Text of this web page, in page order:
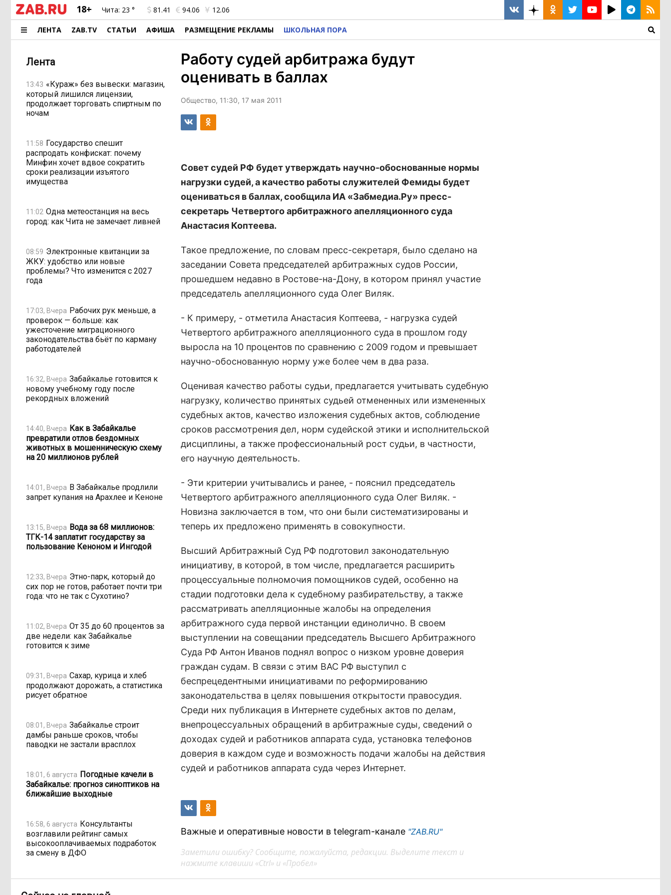
18+ Чита: 23 ° 81.41 94.06 12.06
ЛЕНТА ZAB.TV СТАТЬИ АФИША РАЗМЕЩЕНИЕ РЕКЛАМЫ ШКОЛЬНАЯ ПОРА
Лента
13:43 «Кураж» без вывески: магазин,
который лишился лицензии,
продолжает торговать спиртным по
ночам
11:58 Государство спешит
распродать конфискат: почему
Минфин хочет вдвое сократить
сроки реализации изъятого
имущества
11:02 Одна метеостанция на весь
город: как Чита не замечает ливней
08:59 Электронные квитанции за
ЖКУ: удобство или новые
проблемы? Что изменится с 2027
года
17:03, Вчера Рабочих рук меньше, а
проверок — больше: как
ужесточение миграционного
законодательства бьёт по карману
работодателей
16:32, Вчера Забайкалье готовится к
новому учебному году после
рекордных вложений
14:40, Вчера Как в Забайкалье
превратили отлов бездомных
животных в мошенническую схему
на 20 миллионов рублей
14:01, Вчера В Забайкалье продлили
запрет купания на Арахлее и Кеноне
13:15, Вчера Вода за 68 миллионов:
ТГК-14 заплатит государству за
пользование Кеноном и Ингодой
12:33, Вчера Этно-парк, который до
сих пор не готов, работает почти три
года: что не так с Сухотино?
11:02, Вчера От 35 до 60 процентов за
две недели: как Забайкалье
готовится к зиме
09:31, Вчера Сахар, курица и хлеб
продолжают дорожать, а статистика
рисует обратное
08:01, Вчера Забайкалье строит
дамбы раньше сроков, чтобы
паводки не застали врасплох
18:01, 6 августа Погодные качели в
Забайкалье: прогноз синоптиков на
ближайшие выходные
16:58, 6 августа Консультанты
возглавили рейтинг самых
высокооплачиваемых подработок
за смену в ДФО
жители подтопленного Угдана
Работу судей арбитража будут
оценивать в баллах
Общество, 11:30, 17 мая 2011
Совет судей РФ будет утверждать научно-обоснованные нормы
нагрузки судей, а качество работы служителей Фемиды будет
оцениваться в баллах, сообщила ИА «Забмедиа.Ру» пресс-
секретарь Четвертого арбитражного апелляционного суда
Анастасия Коптеева.
Такое предложение, по словам пресс-секретаря, было сделано на
заседании Совета председателей арбитражных судов России,
прошедшем недавно в Ростове-на-Дону, в котором принял участие
председатель апелляционного суда Олег Виляк.
- К примеру, - отметила Анастасия Коптеева, - нагрузка судей
Четвертого арбитражного апелляционного суда в прошлом году
выросла на 10 процентов по сравнению с 2009 годом и превышает
научно-обоснованную норму уже более чем в два раза.
Оценивая качество работы судьи, предлагается учитывать судебную
нагрузку, количество принятых судьей отмененных или измененных
судебных актов, качество изложения судебных актов, соблюдение
сроков рассмотрения дел, норм судейской этики и исполнительской
дисциплины, а также профессиональный рост судьи, в частности,
его научную деятельность.
- Эти критерии учитывались и ранее, - пояснил председатель
Четвертого арбитражного апелляционного суда Олег Виляк. -
Новизна заключается в том, что они были систематизированы и
теперь их предложено применять в совокупности.
Высший Арбитражный Суд РФ подготовил законодательную
инициативу, в которой, в том числе, предлагается расширить
процессуальные полномочия помощников судей, особенно на
стадии подготовки дела к судебному разбирательству, а также
рассматривать апелляционные жалобы на определения
арбитражного суда первой инстанции единолично. В своем
выступлении на совещании председатель Высшего Арбитражного
Суда РФ Антон Иванов поднял вопрос о низком уровне доверия
граждан судам. В связи с этим ВАС РФ выступил с
беспрецедентными инициативами по реформированию
законодательства в целях повышения открытости правосудия.
Среди них публикация в Интернете судебных актов по делам,
внепроцессуальных обращений в арбитражные суды, сведений о
доходах судей и работников аппарата суда, установка телефонов
доверия в каждом суде и возможность подачи жалобы на действия
судей и работников аппарата суда через Интернет.
Важные и оперативные новости в telegram-канале "ZAB.RU"
Заметили ошибку? Сообщите, пожалуйста, редакции. Выделите текст и
нажмите клавиши «Ctrl» и «Пробел»